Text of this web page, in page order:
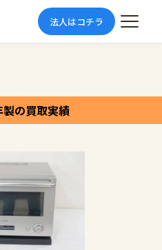
法人はコチラ
の買取実績